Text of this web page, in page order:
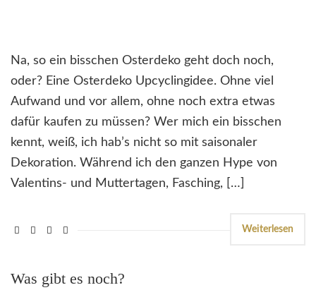
Na, so ein bisschen Osterdeko geht doch noch,
oder? Eine Osterdeko Upcyclingidee. Ohne viel
Aufwand und vor allem, ohne noch extra etwas
dafür kaufen zu müssen? Wer mich ein bisschen
kennt, weiß, ich hab’s nicht so mit saisonaler
Dekoration. Während ich den ganzen Hype von
Valentins- und Muttertagen, Fasching, […]
Weiterlesen
Was gibt es noch?